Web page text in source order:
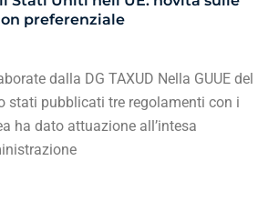
preferenziale
dalla DG TAXUD Nella GUUE del
stati pubblicati tre regolamenti con i
ha dato attuazione all’intesa